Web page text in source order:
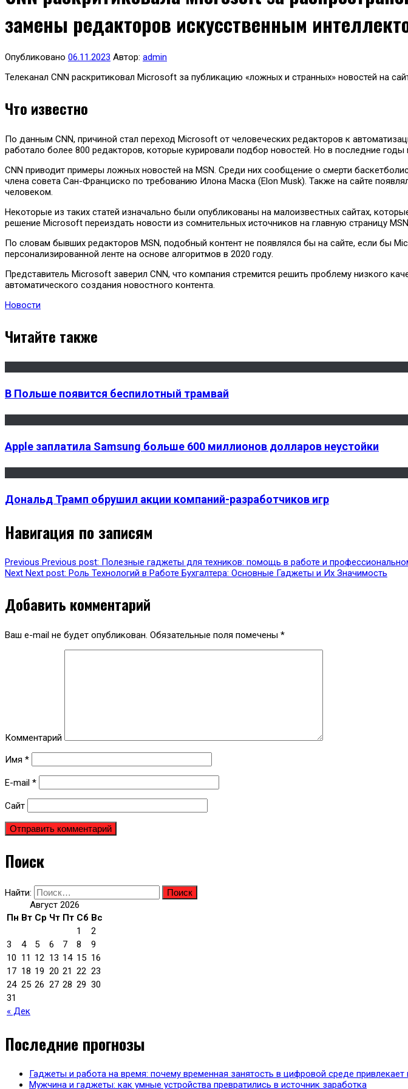
замены редакторов искусственным
Опубликовано 06.11.2023 Автор: admin
Телеканал CNN раскритиковал Microsoft за публикацию «ложных и странных» новостей на
Что известно
По данным CNN, причиной стал переход Microsoft от человеческих редакторов к
работало более 800 редакторов, которые курировали подбор новостей. Но в последние
CNN приводит примеры ложных новостей на MSN. Среди них сообщение о смерти
члена совета Сан-Франциско по требованию Илона Маска (Elon Musk). Также на сайте
человеком.
Некоторые из таких статей изначально были опубликованы на малоизвестных сайтах,
решение Microsoft переиздать новости из сомнительных источников на главную страницу
По словам бывших редакторов MSN, подобный контент не появлялся бы на сайте, если бы
персонализированной ленте на основе алгоритмов в 2020 году.
Представитель Microsoft заверил CNN, что компания стремится решить проблему низкого
автоматического создания новостного контента.
Новости
Читайте также
В Польше появится беспилотный трамвай
Apple заплатила Samsung больше 600 миллионов долларов неустойки
Дональд Трамп обрушил акции компаний-разработчиков игр
Навигация по записям
Previous Previous post: Полезные гаджеты для техников: помощь в работе и
Next Next post: Роль Технологий в Работе Бухгалтера: Основные Гаджеты и Их Значимость
Добавить комментарий
Ваш e-mail не будет опубликован. Обязательные поля помечены *
Комментарий
Имя *
E-mail *
Сайт
Поиск
Найти:
Август 2026
Пн Вт Ср Чт Пт Сб Вс
« Дек
1
2
3
4 5 6 7 8
9
10 11 12 13 14 15 16
17 18 19 20 21 22 23
24 25 26 27 28 29 30
31
Последние прогнозы
Гаджеты и работа на время: почему временная занятость в цифровой среде
Мужчина и гаджеты: как умные устройства превратились в источник заработка